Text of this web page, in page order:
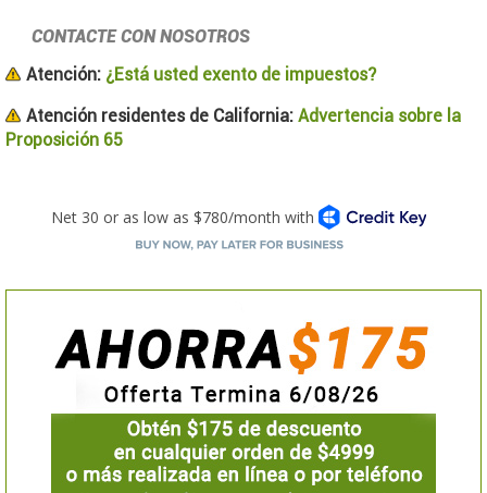
CONTACTE CON NOSOTROS
Atención: ¿Está usted exento de impuestos?
Atención residentes de California: Advertencia sobre la
Proposición 65